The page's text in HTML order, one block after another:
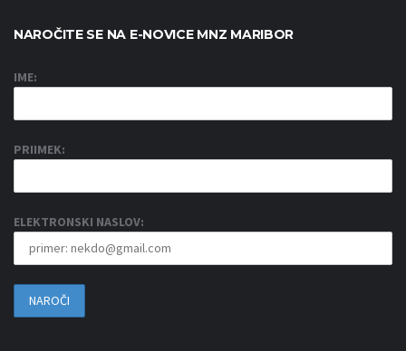
NAROČITE SE NA E-NOVICE MNZ MARIBOR
IME:
PRIIMEK:
ELEKTRONSKI NASLOV: